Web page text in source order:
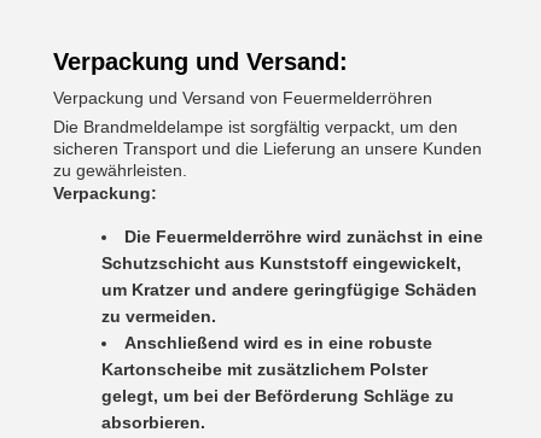
Verpackung und Versand:
Verpackung und Versand von Feuermelderröhren
Die Brandmeldelampe ist sorgfältig verpackt, um den
sicheren Transport und die Lieferung an unsere Kunden
zu gewährleisten.
Verpackung:
Die Feuermelderröhre wird zunächst in eine
Schutzschicht aus Kunststoff eingewickelt,
um Kratzer und andere geringfügige Schäden
zu vermeiden.
Anschließend wird es in eine robuste
Kartonscheibe mit zusätzlichem Polster
gelegt, um bei der Beförderung Schläge zu
absorbieren.